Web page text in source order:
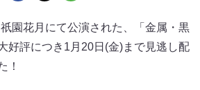
園花月にて公演された、「金属・黒
好評につき1月20日(金)まで見逃し配
！